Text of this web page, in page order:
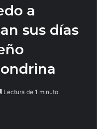
a
sus días
Lectura de 1 minuto